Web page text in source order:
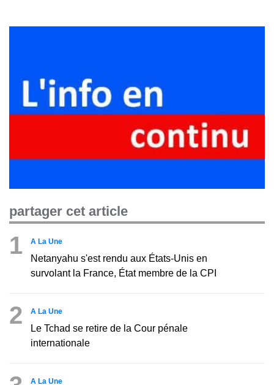
partager cet article
1 A La Une
Netanyahu s'est rendu aux États-Unis en
survolant la France, État membre de la CPI
2 A La Une
Le Tchad se retire de la Cour pénale
internationale
A La Une